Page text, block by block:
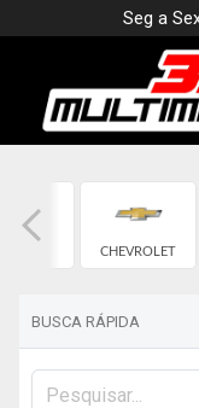
Seg a
CHEVROLET
BUSCA RÁPIDA